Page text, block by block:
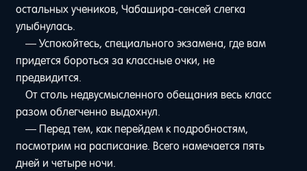
остальных учеников, Чабашира-сенсей слегка
улыбнулась.
— Успокойтесь, специального экзамена, где вам
придется бороться за классные очки, не
предвидится.
От столь недвусмысленного обещания весь класс
разом облегченно выдохнул.
— Перед тем, как перейдем к подробностям,
посмотрим на расписание. Всего намечается пять
дней и четыре ночи.